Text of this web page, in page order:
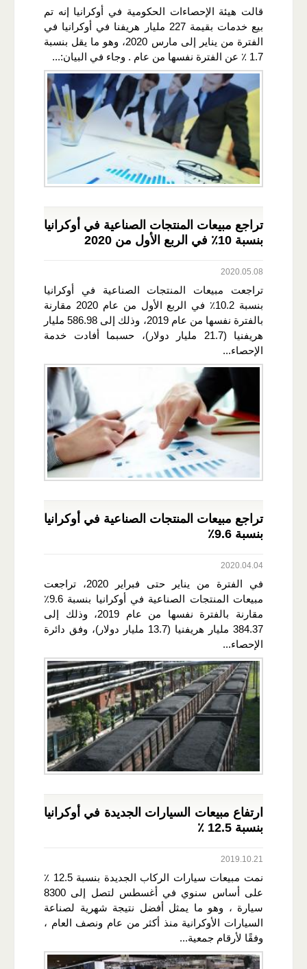
قالت هيئة الإحصاءات الحكومية في أوكرانيا إنه تم
بيع خدمات بقيمة 227 مليار هريفنا في أوكرانيا في
الفترة من يناير إلى مارس 2020، وهو ما يقل بنسبة
1.7 ٪ عن الفترة نفسها من عام . وجاء في البيان:...
تراجع مبيعات المنتجات الصناعية في أوكرانيا
بنسبة 10٪ في الربع الأول من 2020
2020.05.08
تراجعت مبيعات المنتجات الصناعية في أوكرانيا
بنسبة 10.2٪ في الربع الأول من عام 2020 مقارنة
بالفترة نفسها من عام 2019، وذلك إلى 586.98 مليار
هريفنيا (21.7 مليار دولار)، حسبما أفادت خدمة
الإحصاء...
تراجع مبيعات المنتجات الصناعية في أوكرانيا
بنسبة 9.6٪
2020.04.04
في الفترة من يناير حتى فبراير 2020، تراجعت
مبيعات المنتجات الصناعية في أوكرانيا بنسبة 9.6٪
مقارنة بالفترة نفسها من عام 2019، وذلك إلى
384.37 مليار هريفنيا (13.7 مليار دولار)، وفق دائرة
الإحصاء...
ارتفاع مبيعات السيارات الجديدة في أوكرانيا
بنسبة 12.5 ٪
2019.10.21
نمت مبيعات سيارات الركاب الجديدة بنسبة 12.5 ٪
على أساس سنوي في أغسطس لتصل إلى 8300
سيارة ، وهو ما يمثل أفضل نتيجة شهرية لصناعة
السيارات الأوكرانية منذ أكثر من عام ونصف العام ،
وفقًا لأرقام جمعية...